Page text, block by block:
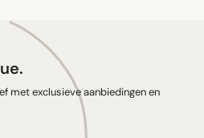
met exclusieve aanbiedingen en